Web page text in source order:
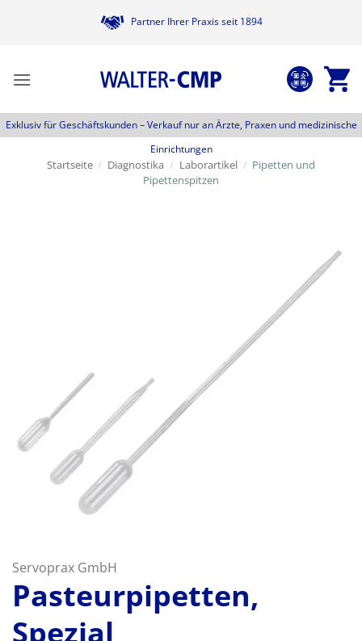
Partner Ihrer Praxis seit 1894
Exklusiv für Geschäftskunden –Verkauf nur an Ärzte, Praxen und medizinische
Einrichtungen
Startseite / Diagnostika / Laborartikel / Pipetten und
Pipettenspitzen
Servoprax GmbH
Pasteurpipetten,
Spezial